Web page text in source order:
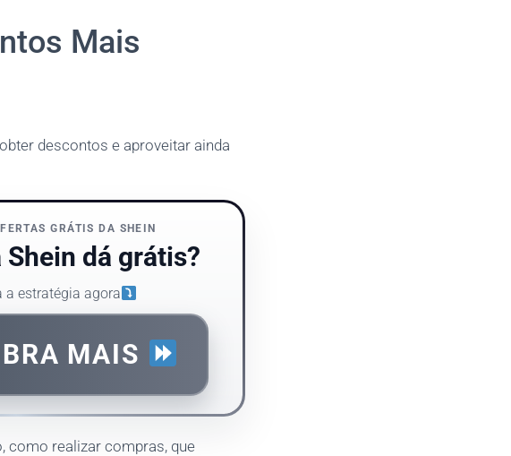
Mais
descontos e aproveitar ainda
GRÁTIS DA SHEIN
Shein dá grátis?
a estratégia agora
MAIS
como realizar compras, que